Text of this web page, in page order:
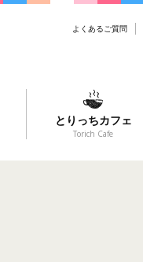
よくあるご質問
とりっちカフェ
Torich Cafe